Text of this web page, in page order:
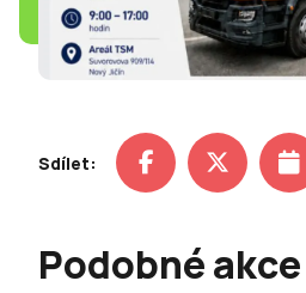
Sdílet:
Podobné akce